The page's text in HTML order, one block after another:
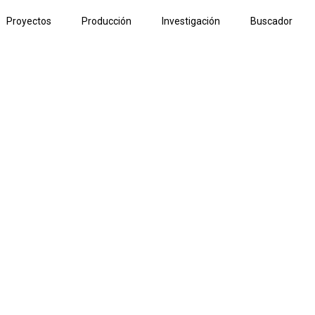
Proyectos Producción Investigación Buscador